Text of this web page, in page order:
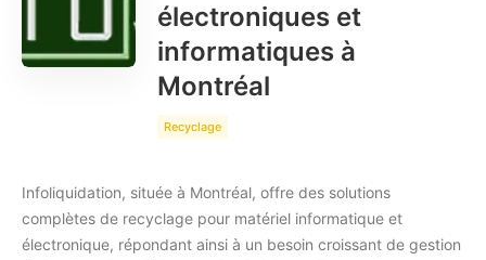
électroniques et
informatiques à
Montréal
Recyclage
Infoliquidation, située à Montréal, offre des solutions
complètes de recyclage pour matériel informatique et
électronique, répondant ainsi à un besoin croissant de gestion